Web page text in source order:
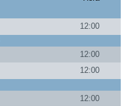
12:00
12:00
12:00
12:00